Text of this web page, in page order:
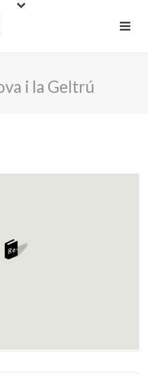
i la Geltrú